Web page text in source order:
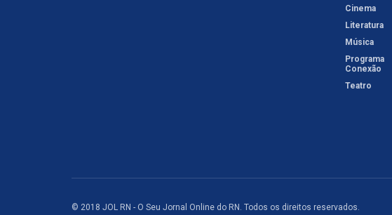
Cinema
Literatura
Música
Programa
Conexão
Teatro
© 2018 JOL RN - O Seu Jornal Online do RN. Todos os direitos reservados.